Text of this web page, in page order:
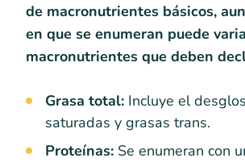
de macronutrientes básicos,
en que se enumeran puede
macronutrientes que deben
Grasa total: Incluye el
saturadas y grasas trans.
Proteínas: Se enumeran con